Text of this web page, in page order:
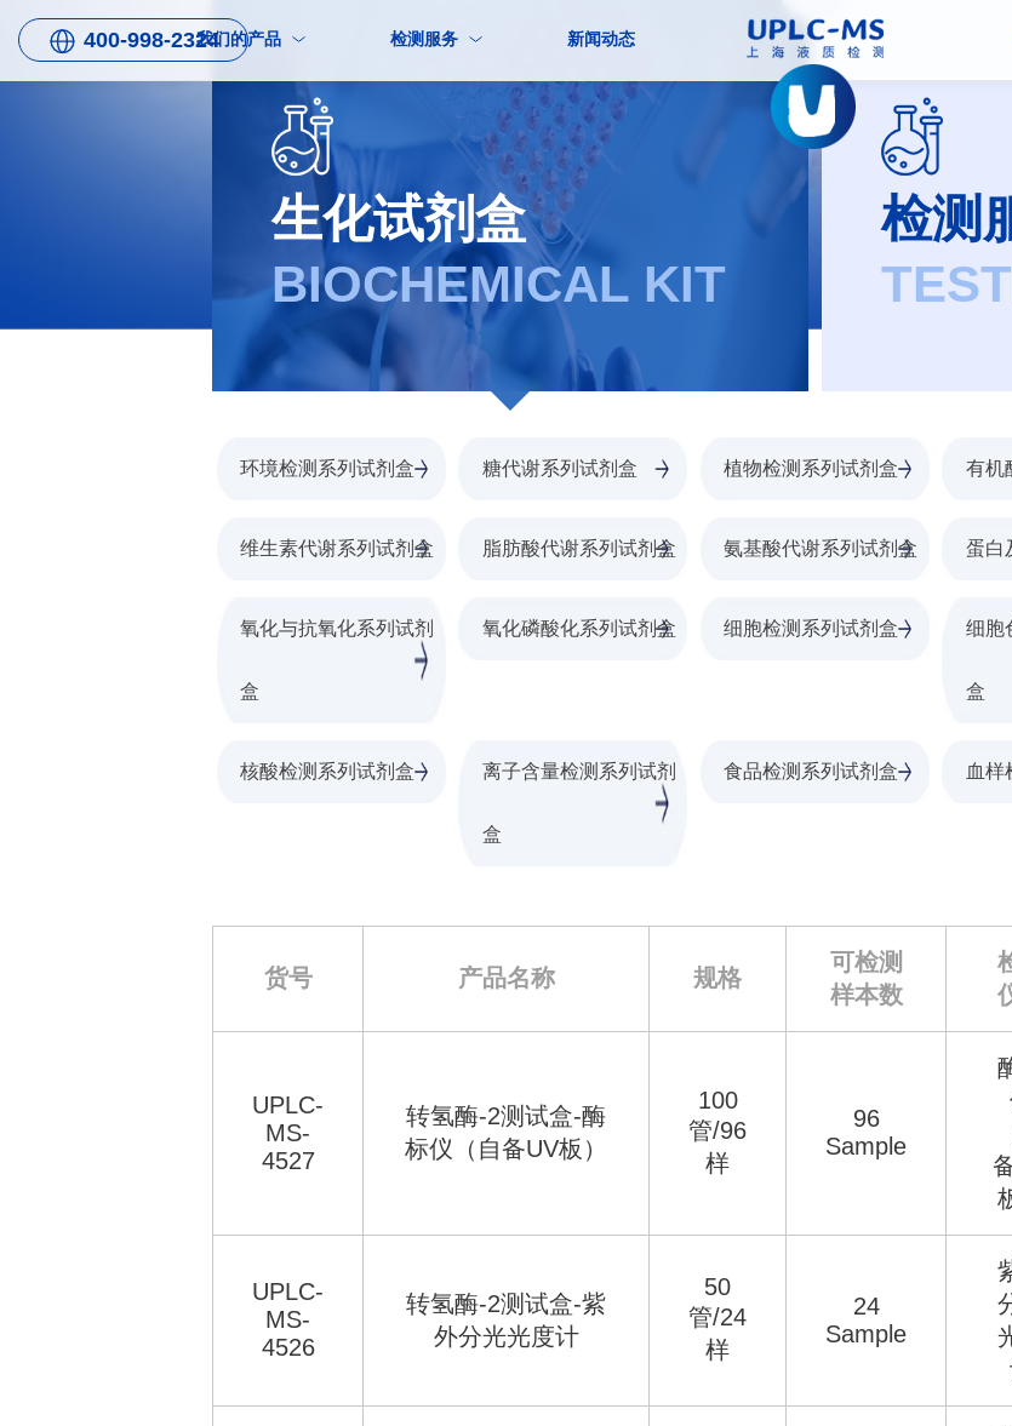
400-998-2324我们的产品 检测服务 新闻动态
生化试剂盒
BIOCHEMICAL KIT
检测
环境检测系列试剂盒 糖代谢系列试剂盒 植物检测系列试剂盒 有机
维生素代谢系列试剂盒 脂肪酸代谢系列试剂盒 氨基酸代谢系列试剂盒 蛋白
氧化与抗氧化系列试剂
盒
氧化磷酸化系列试剂盒 细胞检测系列试剂盒 细胞
盒
核酸检测系列试剂盒 离子含量检测系列试剂
盒
食品检测系列试剂盒 血样
货号 产品名称 规格
可检测
样本数
UPLC-
MS-
4527
转氢酶-2测试盒-酶
标仪（自备UV板）
100
管/96
样
96
Sample
UPLC-
MS-
4526
转氢酶-2测试盒-紫
外分光光度计
50
管/24
样
24
Sample